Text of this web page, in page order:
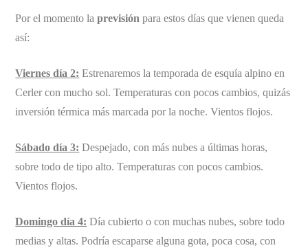
Por el momento laprevisión para estos días que vienen queda
así:
Viernes día 2: Estrenaremos la temporada de esquía alpino en
Cerler con mucho sol. Temperaturas con pocos cambios, quizás
inversión térmica más marcada por la noche. Vientos flojos.
Sábado día 3: Despejado, con más nubes a últimas horas,
sobre todo de tipo alto. Temperaturas con pocos cambios.
Vientos flojos.
Domingo día 4: Día cubierto o con muchas nubes, sobre todo
medias y altas. Podría escaparse alguna gota, poca cosa, con